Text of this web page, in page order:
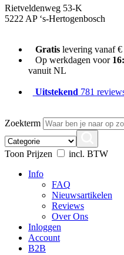
Rietveldenweg 53-K
5222 AP ‘s-Hertogenbosch
Gratislevering vanaf €
Op werkdagen voor
vanuit NL
Uitstekend 781
Zoekterm
Toon Prijzen
incl. BTW
Info
FAQ
Nieuwsartikelen
Reviews
Over Ons
Inloggen
Account
B2B